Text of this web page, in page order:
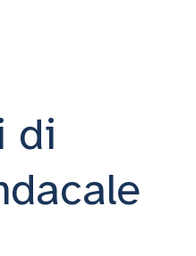
di